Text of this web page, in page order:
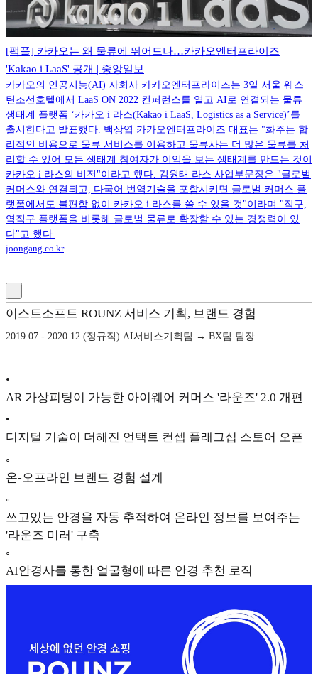
[팩플] 카카오는 왜 물류에 뛰어드나…카카오엔터프라이즈
'Kakao i LaaS' 공개 | 중앙일보
카카오의 인공지능(AI) 자회사 카카오엔터프라이즈는 3일 서울 웨스
틴조선호텔에서 LaaS ON 2022 컨퍼런스를 열고 AI로 연결되는 물류
생태계 플랫폼 ‘카카오 i 라스(Kakao i LaaS, Logistics as a Service)’를
출시한다고 발표했다. 백상엽 카카오엔터프라이즈 대표는 "화주는 합
리적인 비용으로 물류 서비스를 이용하고 물류사는 더 많은 물류를 처
리할 수 있어 모든 생태계 참여자가 이익을 보는 생태계를 만드는 것이
카카오 i 라스의 비전"이라고 했다. 김원태 라스 사업부문장은 "글로벌
커머스와 연결되고, 다국어 번역기술을 포함시키면 글로벌 커머스 플
랫폼에서도 불편함 없이 카카오 i 라스를 쓸 수 있을 것"이라며 "직구,
역직구 플랫폼을 비롯해 글로벌 물류로 확장할 수 있는 경쟁력이 있
다"고 했다.
joongang.co.kr
이스트소프트 ROUNZ 서비스 기획, 브랜드 경험
2019.07 - 2020.12 (정규직) AI서비스기획팀 → BX팀 팀장
•
AR 가상피팅이 가능한 아이웨어 커머스 '라운즈' 2.0 개편
•
디지털 기술이 더해진 언택트 컨셉 플래그십 스토어 오픈
◦
온-오프라인 브랜드 경험 설계
◦
쓰고있는 안경을 자동 추적하여 온라인 정보를 보여주는
'라운즈 미러' 구축
◦
AI안경사를 통한 얼굴형에 따른 안경 추천 로직